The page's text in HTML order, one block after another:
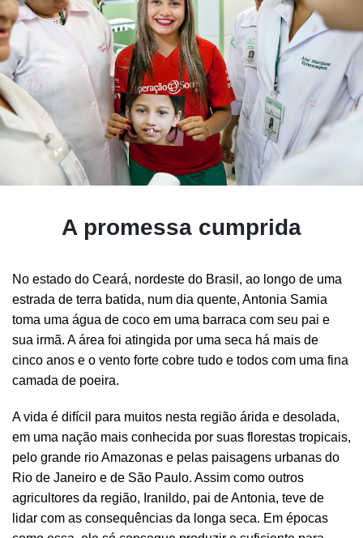
A promessa cumprida
No estado do Ceará, nordeste do Brasil, ao longo de uma
estrada de terra batida, num dia quente, Antonia Samia
toma uma água de coco em uma barraca com seu pai e
sua irmã. A área foi atingida por uma seca há mais de
cinco anos e o vento forte cobre tudo e todos com uma fina
camada de poeira.
A vida é difícil para muitos nesta região árida e desolada,
em uma nação mais conhecida por suas florestas tropicais,
pelo grande rio Amazonas e pelas paisagens urbanas do
Rio de Janeiro e de São Paulo. Assim como outros
agricultores da região, Iranildo, pai de Antonia, teve de
lidar com as consequências da longa seca. Em épocas